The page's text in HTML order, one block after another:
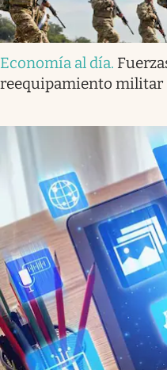
Economía al día.
reequipamiento militar